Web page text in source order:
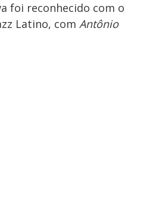
foi reconhecido com o
Latino, com Antônio